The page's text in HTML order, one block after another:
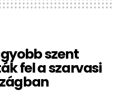
szent
fel a szarvasi